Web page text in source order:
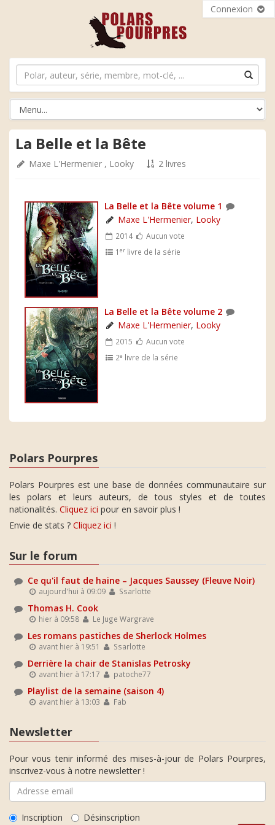
Connexion
La Belle et la Bête
Maxe L'Hermenier , Looky 2 livres
La Belle et la Bête volume 1
Maxe L'Hermenier, Looky
2014
Aucun vote
1er livre de la série
La Belle et la Bête volume 2
Maxe L'Hermenier, Looky
2015
Aucun vote
2e livre de la série
Polars Pourpres
Polars Pourpres est une base de données communautaire sur
les polars et leurs auteurs, de tous styles et de toutes
nationalités. Cliquez ici pour en savoir plus !
Envie de stats ? Cliquez ici !
Sur le forum
Ce qu'il faut de haine – Jacques Saussey (Fleuve Noir)
aujourd'hui à 09:09 Ssarlotte
Thomas H. Cook
hier à 09:58 Le Juge Wargrave
Les romans pastiches de Sherlock Holmes
avant hier à 19:51 Ssarlotte
Derrière la chair de Stanislas Petrosky
avant hier à 17:17 patoche77
Playlist de la semaine (saison 4)
avant hier à 13:03 Fab
Newsletter
Pour vous tenir informé des mises-à-jour de Polars Pourpres,
inscrivez-vous à notre newsletter !
Inscription Désinscription